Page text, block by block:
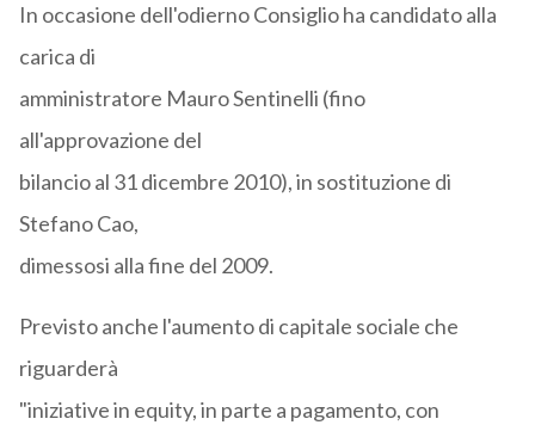
In occasione dell'odierno Consiglio ha candidato alla
carica di
amministratore Mauro Sentinelli (fino
all'approvazione del
bilancio al 31 dicembre 2010), in sostituzione di
Stefano Cao,
dimessosi alla fine del 2009.
Previsto anche l'aumento di capitale sociale che
riguarderà
"iniziative in equity, in parte a pagamento, con